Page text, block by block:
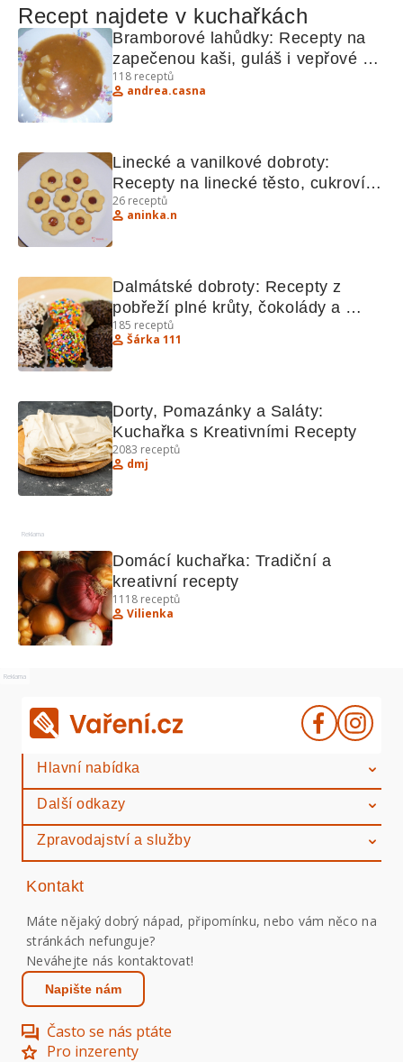
Recept najdete v kuchařkách
Bramborové lahůdky: Recepty na
zapečenou kaši, guláš i vepřové
plátky
118 receptů
andrea.casna
Linecké a vanilkové dobroty:
Recepty na linecké těsto, cukroví,
rohlíčky a další sladkosti
26 receptů
aninka.n
Dalmátské dobroty: Recepty z
pobřeží plné krůty, čokolády a
185 receptů
Šárka 111
Dorty, Pomazánky a Saláty:
Kuchařka s Kreativními Recepty
2083 receptů
dmj
Reklama
Domácí kuchařka: Tradiční a
kreativní recepty
1118 receptů
Vilienka
Reklama
Hlavní nabídka
Další odkazy
Zpravodajství a služby
Kontakt
Máte nějaký dobrý nápad, připomínku, nebo vám něco na
stránkách nefunguje?
Neváhejte nás kontaktovat!
Napište nám
Často se nás ptáte
Pro inzerenty